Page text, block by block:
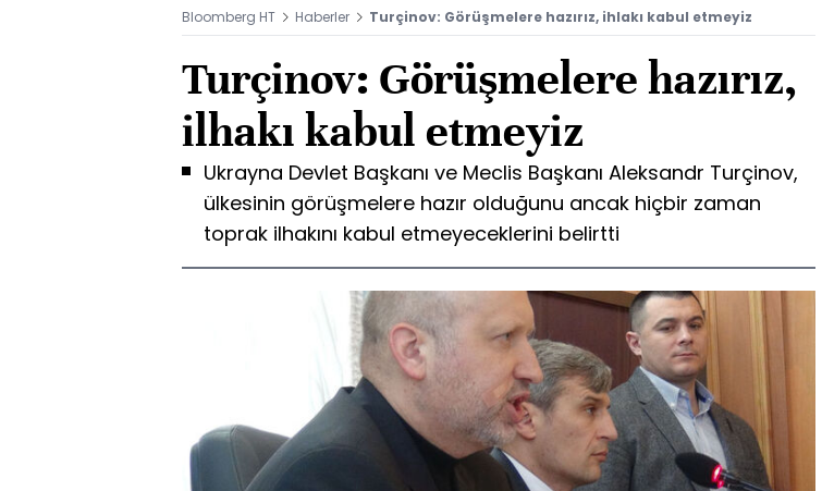
Bloomberg HT Haberler Turçinov: Görüşmelere hazırız, ihlakı kabul etmeyiz
Turçinov: Görüşmelere hazırız,
ilhakı kabul etmeyiz
Ukrayna Devlet Başkanı ve Meclis Başkanı Aleksandr Turçinov,
ülkesinin görüşmelere hazır olduğunu ancak hiçbir zaman
toprak ilhakını kabul etmeyeceklerini belirtti